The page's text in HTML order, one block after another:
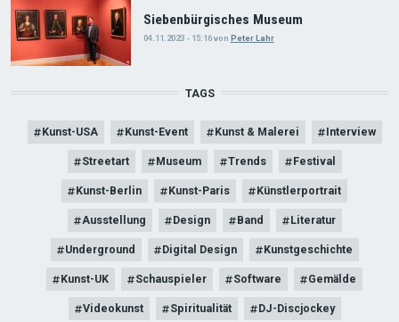
Siebenbürgisches Museum
04.11.2023 - 15:16 von Peter Lahr
TAGS
Kunst-USA Kunst-Event Kunst & Malerei Interview
Streetart Museum Trends Festival
Kunst-Berlin Kunst-Paris Künstlerportrait
Ausstellung Design Band Literatur
Underground Digital Design Kunstgeschichte
Kunst-UK Schauspieler Software Gemälde
Videokunst Spiritualität DJ-Discjockey